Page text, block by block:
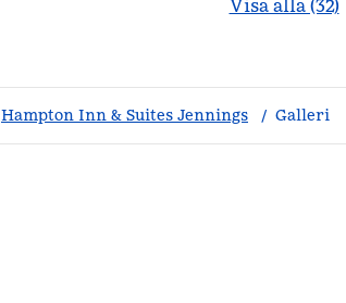
Visa alla (32)
Hampton Inn & Suites Jennings / Galleri